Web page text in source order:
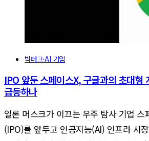
빅테크·AI 기업
IPO 앞둔 스페이스X, 구글과의 초대형
급등하나
일론 머스크가 이끄는 우주 탐사 기업 스
(IPO)를 앞두고 인공지능(AI) 인프라 시